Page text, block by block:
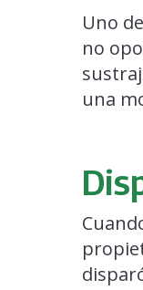
Uno
no
una